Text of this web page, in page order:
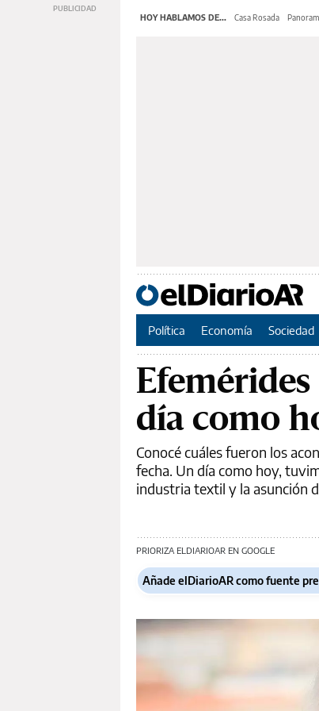
HOY HABLAMOS DE... Casa Rosada
Política Economía Sociedad
día como
Conocé cuáles fueron los
fecha. Un día como hoy,
industria textil y la asunción
PRIORIZA ELDIARIOAR EN GOOGLE
Añade elDiarioAR como fuente